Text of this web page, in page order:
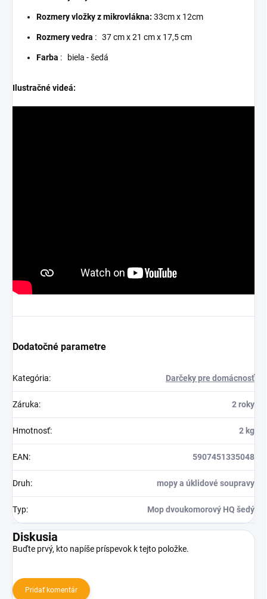
Rozmery vložky z mikrovlákna: 33cm x 12cm
Rozmery vedra : 37 cm x 21 cm x 17,5 cm
Farba : biela - šedá
Ilustračné videá:
Dodatočné parametre
Kategória: Darčeky pre domácnosť
Záruka: 2 roky
Hmotnosť: 2 kg
EAN: 5907451335048
Druh: mopy a úklidové soupravy
Typ: Mop dvoukomorový HQ šedý
Diskusia
Buďte prvý, kto napíše príspevok k tejto položke.
Pridať komentár